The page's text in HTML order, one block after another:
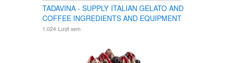
TADAVINA - SUPPLY ITALIAN GELATO AND
COFFEE INGREDIENTS AND EQUIPMENT
1.024 Lượt xem